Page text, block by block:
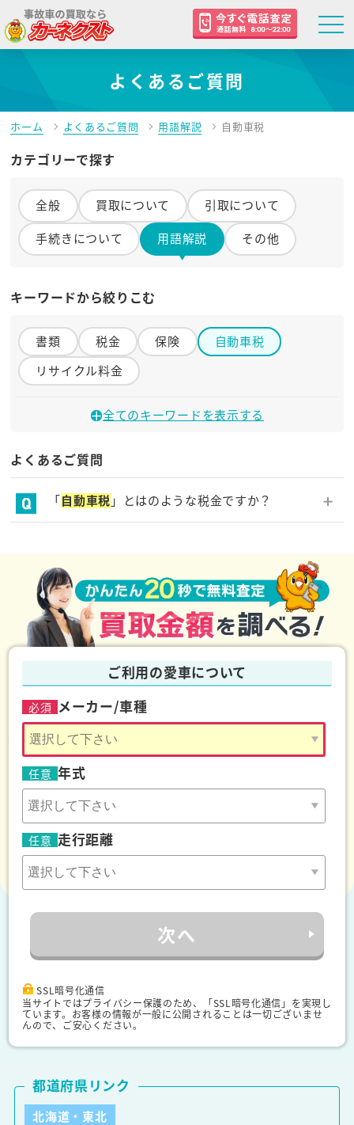
よくあるご質問
ホーム よくあるご質問 用語解説 自動車税
カテゴリーで探す
全般 買取について
引取について
手続きについて
用語解説 その他
キーワードから絞りこむ
書類 税金 保険
自動車税
リサイクル料金
自賠責保険 修復歴車 書類 税金
な行
は行
保険
ら行
リサイクル料金
全てのキーワードを表示する
よくあるご質問
「自動車税 」とはのような税金ですか？
め、年度の途中で車の廃車手続きが完了した場合、残
りの期間分の金額の還付(払い戻し)を受けることが可
能です。
ご利用の愛車について
必須 メーカー/車種
任意 年式
任意 走行距離
次へ
SSL暗号化通信
当サイトではプライバシー保護のため、「SSL暗号化通信」を実現し
ています。お客様の情報が一般に公開されることは一切ございませ
んので、ご安心ください。
北海道・東北
都道府県リンク